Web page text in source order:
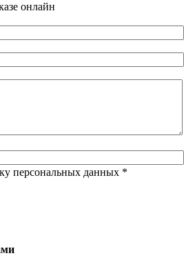
онлайн
персональных данных *